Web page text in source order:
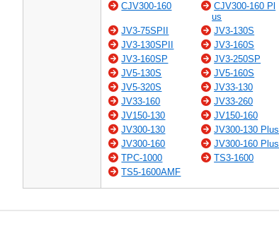
CJV300-160
CJV300-160 Pl
us
JV3-75SPII
JV3-130S
JV3-130SPII
JV3-160S
JV3-160SP
JV3-250SP
JV5-130S
JV5-160S
JV5-320S
JV33-130
JV33-160
JV33-260
JV150-130
JV150-160
JV300-130
JV300-130 Plus
JV300-160
JV300-160 Plus
TPC-1000
TS3-1600
TS5-1600AMF